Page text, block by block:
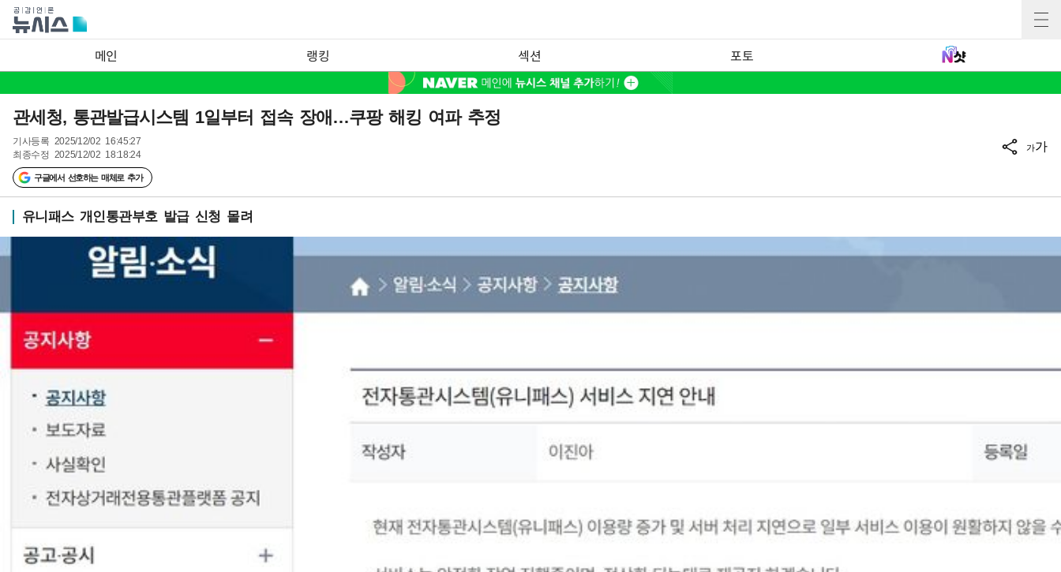
메인 랭킹 섹션 포토
관세청, 통관발급시스템 1일부터 접속 장애…쿠팡 해킹 여파 추정
기사등록 2025/12/02 16:45:27
최종수정 2025/12/02 18:18:24
구글에서 선호하는 매체로 추가
가가
유니패스 개인통관부호 발급 신청 몰려